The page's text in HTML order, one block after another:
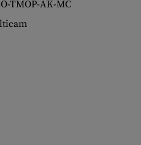
TMOP-AK-MC